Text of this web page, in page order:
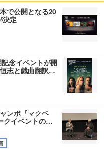
で公開となる20
決定
念イベントが開
志と戯曲翻訳…
ンボ『マクベ
クイベントの…